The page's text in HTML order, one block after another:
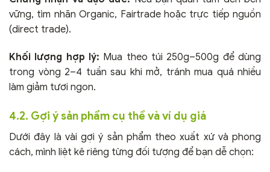
vững, tìm nhãn Organic, Fairtrade hoặc trực tiếp nguồn
(direct trade).
Khối lượng hợp lý: Mua theo túi 250g–500g để dùng
trong vòng 2–4 tuần sau khi mở, tránh mua quá nhiều
làm giảm tươi ngon.
4.2. Gợi ý sản phẩm cụ thể và ví dụ giá
Dưới đây là vài gợi ý sản phẩm theo xuất xứ và phong
cách, mình liệt kê riêng từng đối tượng để bạn dễ chọn: